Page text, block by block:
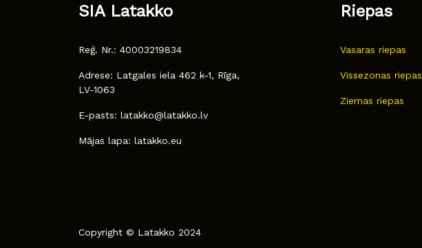
SIA Latakko
Reģ. Nr.: 40003219834
Adrese: Latgales iela 462 k-1, Rīga,
LV-1063
E-pasts: latakko@latakko.lv
Mājas lapa: latakko.eu
Riepas
Vasaras riepas
Vissezonas riepas
Ziemas riepas
Copyright © Latakko 2024